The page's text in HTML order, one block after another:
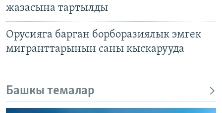
ЭКСПЕРТТЕР ТАЛДАЙТ
БИЗ ЖАНА ДҮЙНӨ
ДАНИСТЕ
ЫҢГАЙСЫЗ СУРООЛОР
ӨЗГӨЧӨ ПИКИР
Русский
жазасына тартылды
Орусияга барган борборазиялык эмгек
мигранттарынын саны кыскарууда
Башкы темалар